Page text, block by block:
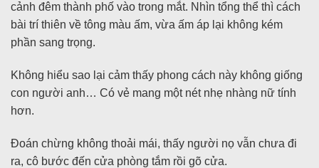
cảnh đêm thành phố vào trong mắt. Nhìn tổng thể thì cách
bài trí thiên về tông màu ấm, vừa ấm áp lại không kém
phần sang trọng.
Không hiểu sao lại cảm thấy phong cách này không giống
con người anh… Có vẻ mang một nét nhẹ nhàng nữ tính
hơn.
Đoán chừng không thoải mái, thấy người nọ vẫn chưa đi
ra, cô bước đến cửa phòng tắm rồi gõ cửa.